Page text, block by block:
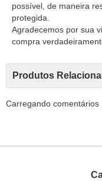
possível, de maneira
protegida.
Agradecemos por sua
compra
Produtos
Carregando comentários